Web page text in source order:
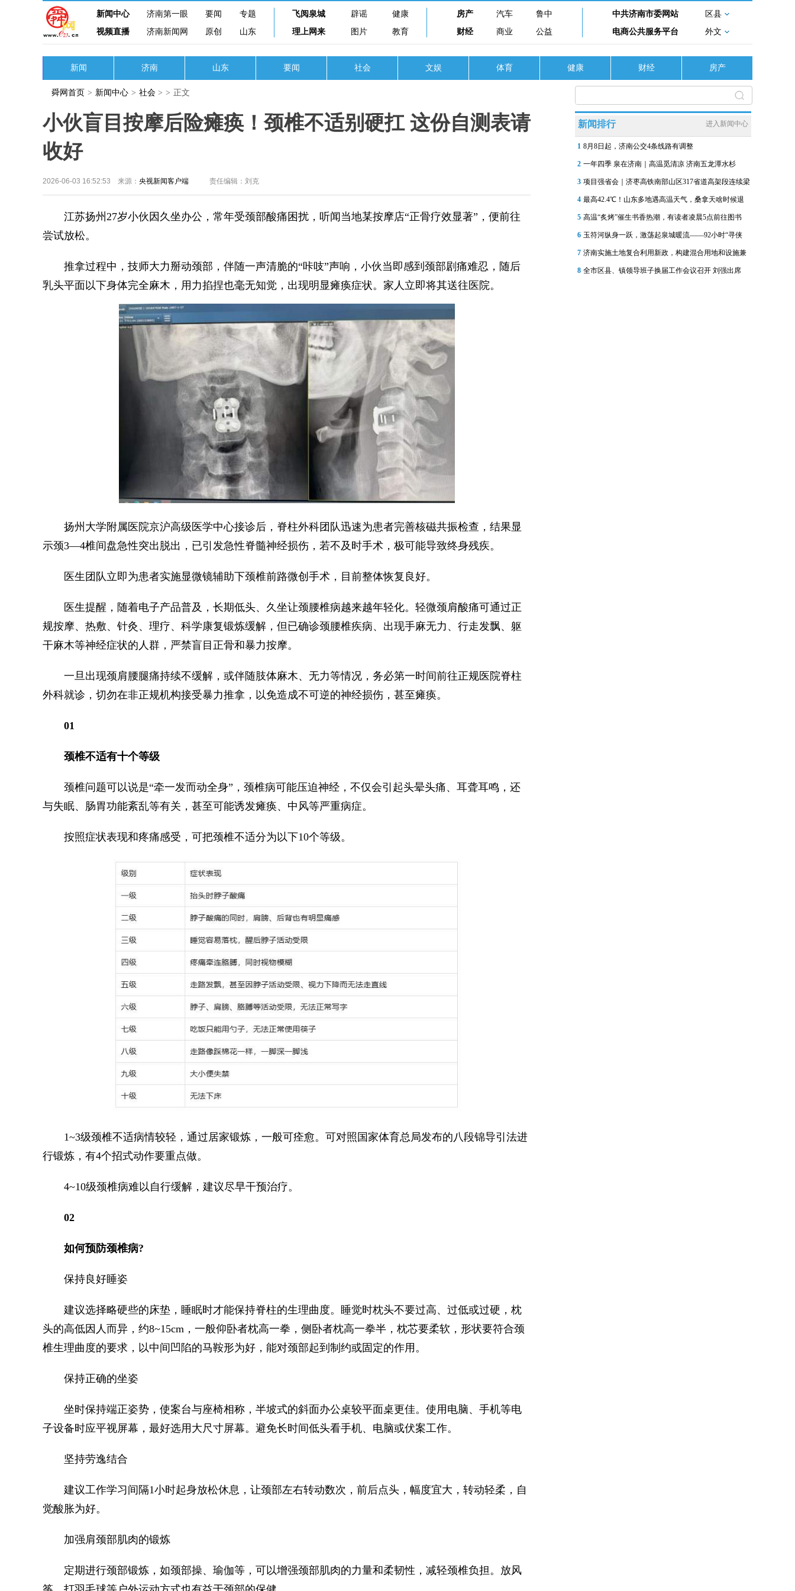
新闻中心 济南第一眼 要闻
专题
视频直播
济南新闻网 原创 山东
飞阅泉城 辟谣
健康
理上网来
图片 教育
房产 汽车
鲁中
财经
商业 公益
中共济南市委网站
区县
电商公共服务平台
外文
新闻 济南 山东 要闻 社会 文娱 体育 健康 财经 房产
舜网首页 > 新闻中心 > 社会 > > 正文
小伙盲目按摩后险瘫痪！颈椎不适别硬扛 这份自测表请
收好
2026-06-03 16:52:53 来源： 央视新闻客户端 责任编辑：刘克
江苏扬州27岁小伙因久坐办公，常年受颈部酸痛困扰，听闻当地某按摩店“正骨疗效显著”，便前往
尝试放松。
推拿过程中，技师大力掰动颈部，伴随一声清脆的“咔吱”声响，小伙当即感到颈部剧痛难忍，随后
乳头平面以下身体完全麻木，用力掐捏也毫无知觉，出现明显瘫痪症状。家人立即将其送往医院。
扬州大学附属医院京沪高级医学中心接诊后，脊柱外科团队迅速为患者完善核磁共振检查，结果显
示颈3—4椎间盘急性突出脱出，已引发急性脊髓神经损伤，若不及时手术，极可能导致终身残疾。
医生团队立即为患者实施显微镜辅助下颈椎前路微创手术，目前整体恢复良好。
医生提醒，随着电子产品普及，长期低头、久坐让颈腰椎病越来越年轻化。轻微颈肩酸痛可通过正
规按摩、热敷、针灸、理疗、科学康复锻炼缓解，但已确诊颈腰椎疾病、出现手麻无力、行走发飘、躯
干麻木等神经症状的人群，严禁盲目正骨和暴力按摩。
一旦出现颈肩腰腿痛持续不缓解，或伴随肢体麻木、无力等情况，务必第一时间前往正规医院脊柱
外科就诊，切勿在非正规机构接受暴力推拿，以免造成不可逆的神经损伤，甚至瘫痪。
01
颈椎不适有十个等级
颈椎问题可以说是“牵一发而动全身”，颈椎病可能压迫神经，不仅会引起头晕头痛、耳聋耳鸣，还
与失眠、肠胃功能紊乱等有关，甚至可能诱发瘫痪、中风等严重病症。
按照症状表现和疼痛感受，可把颈椎不适分为以下10个等级。
1~3级颈椎不适病情较轻，通过居家锻炼，一般可痊愈。可对照国家体育总局发布的八段锦导引法进
行锻炼，有4个招式动作要重点做。
4~10级颈椎病难以自行缓解，建议尽早干预治疗。
02
如何预防颈椎病?
保持良好睡姿
建议选择略硬些的床垫，睡眠时才能保持脊柱的生理曲度。睡觉时枕头不要过高、过低或过硬，枕
头的高低因人而异，约8~15cm，一般仰卧者枕高一拳，侧卧者枕高一拳半，枕芯要柔软，形状要符合颈
椎生理曲度的要求，以中间凹陷的马鞍形为好，能对颈部起到制约或固定的作用。
保持正确的坐姿
坐时保持端正姿势，使案台与座椅相称，半坡式的斜面办公桌较平面桌更佳。使用电脑、手机等电
子设备时应平视屏幕，最好选用大尺寸屏幕。避免长时间低头看手机、电脑或伏案工作。
坚持劳逸结合
建议工作学习间隔1小时起身放松休息，让颈部左右转动数次，前后点头，幅度宜大，转动轻柔，自
觉酸胀为好。
加强肩颈部肌肉的锻炼
定期进行颈部锻炼，如颈部操、瑜伽等，可以增强颈部肌肉的力量和柔韧性，减轻颈椎负担。放风
新闻排行 进入新闻中心
1 8月8日起，济南公交4条线路有调整
2 一年四季 泉在济南｜高温觅清凉 济南五龙潭水杉
3 项目强省会｜济枣高铁南部山区317省道高架段连续梁
4 最高42.4℃！山东多地遇高温天气，桑拿天啥时候退
5 高温“炙烤”催生书香热潮，有读者凌晨5点前往图书
6 玉符河纵身一跃，激荡起泉城暖流——92小时“寻侠
7 济南实施土地复合利用新政，构建混合用地和设施兼
8 全市区县、镇领导班子换届工作会议召开 刘强出席